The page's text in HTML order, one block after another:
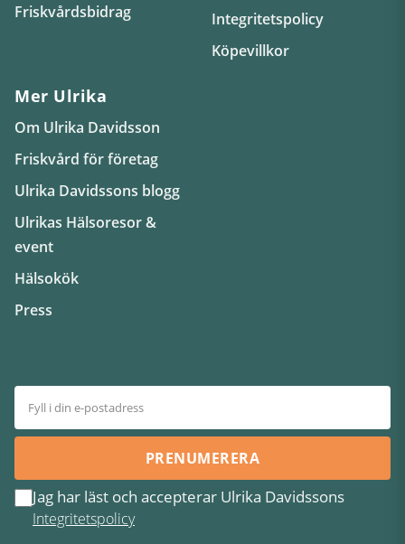
Friskvårdsbidrag
Integritetspolicy
Köpevillkor
Mer Ulrika
Om Ulrika Davidsson
Friskvård för företag
Ulrika Davidssons blogg
Ulrikas Hälsoresor &
event
Hälsokök
Press
PRENUMERERA
Jag har läst och accepterar Ulrika Davidssons
Integritetspolicy